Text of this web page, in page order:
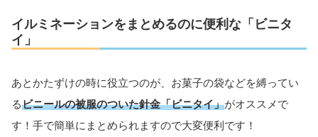
イルミネーションをまとめるのに便利な「ビニタ
イ」
あとかたずけの時に役立つのが、お菓子の袋などを縛ってい
るビニールの被服のついた針金「ビニタイ」がオススメで
す！手で簡単にまとめられますので大変便利です！